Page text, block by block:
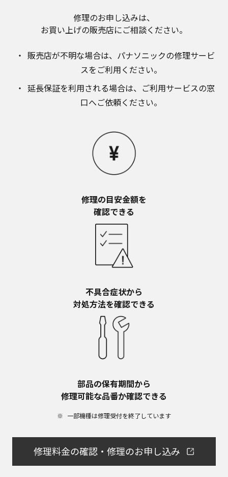
会社に直接お問い合わせください。
本ウェブサイトのサービスに係わる損害の免責
かったことにより万一損害（データの破損・業務の中
断・営業情報の損失などによる損害を含む）が生じ、
たとえそのような損害の発生や第三者からの賠償請求
の可能性があることについてあらかじめ知らされた場
合でも、当社は一切責任を負いませんことをご了承く
本ウェブサイトのサービスは予告なく中止、または内
容や条件を変更する場合があります。あらかじめご了
取扱説明書は、商品をご購入いただいたお客様のため
明書について、ご購入のお客様以外からのお問い合わ
せにはお応えできない場合がありますことを、ご了承
修理のお申し込みは、​
お買い上げの販売店にご相談ください。​
販売店が不明な場合は、​パナソニックの修理サービ
スをご利用ください。​
延長保証を利用される場合は、​ご利用サービスの窓
口へご依頼ください。
修理の目安金額を​
確認できる
不具合症状から​
対処方法を確認できる
部品の保有期間から​
修理可能な品番か確認できる
一部機種は修理受付を終了しています​
修理料金の確認・修理のお申し込み